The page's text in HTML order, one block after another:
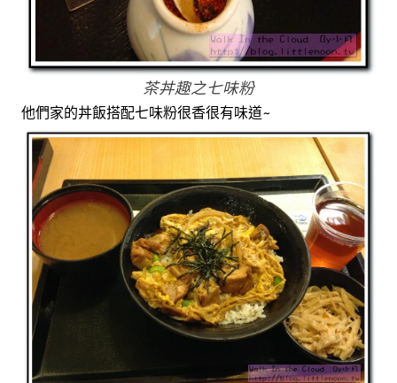
茶丼趣之七味粉
他們家的丼飯搭配七味粉很香很有味道~